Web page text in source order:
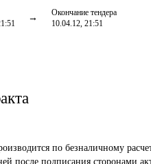
Окончание тендера
10.04.12, 21:51
по безналичному
после подписания сторонами